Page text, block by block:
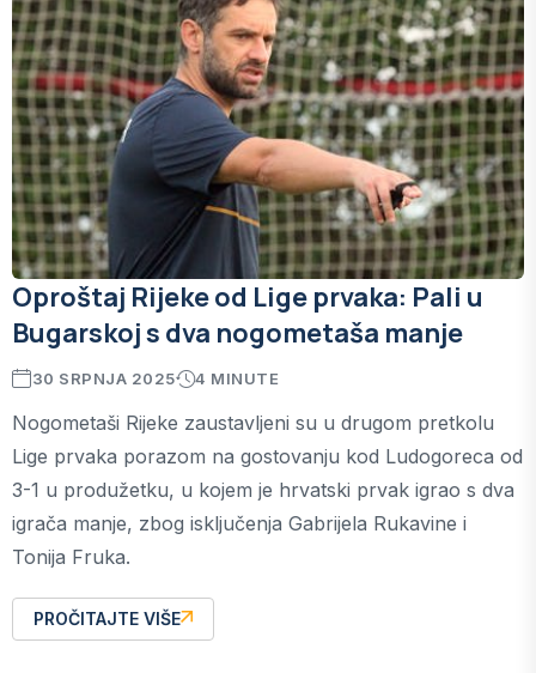
Oproštaj Rijeke od Lige prvaka: Pali u
Bugarskoj s dva nogometaša manje
30 SRPNJA 2025 4 MINUTE
Nogometaši Rijeke zaustavljeni su u drugom pretkolu
Lige prvaka porazom na gostovanju kod Ludogoreca od
3-1 u produžetku, u kojem je hrvatski prvak igrao s dva
igrača manje, zbog isključenja Gabrijela Rukavine i
Tonija Fruka.
PROČITAJTE VIŠE